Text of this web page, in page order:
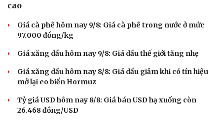
cao
Giá cà phê hôm nay 9/8: Giá cà phê trong nước ở mức
97.000 đồng/kg
Giá xăng dầu hôm nay 9/8: Giá dầu thế giới tăng nhẹ
Giá xăng dầu hôm nay 8/8: Giá dầu giảm khi có tín hiệu
mở lại eo biển Hormuz
Tỷ giá USD hôm nay 8/8: Giá bán USD hạ xuống còn
26.468 đồng/USD